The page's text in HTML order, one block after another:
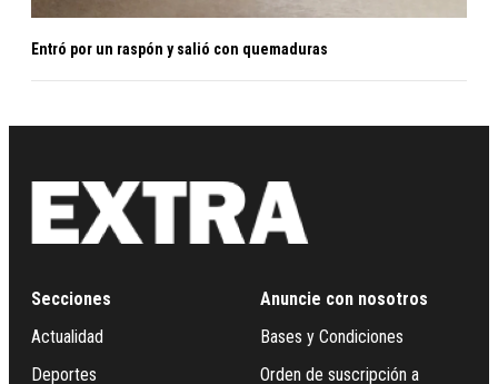
Entró por un raspón y salió con quemaduras
Secciones
Actualidad
Deportes
Anuncie con nosotros
Bases y Condiciones
Orden de suscripción a